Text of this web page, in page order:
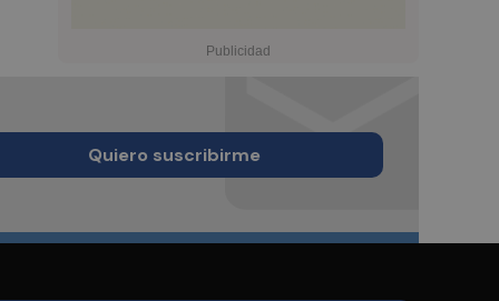
Quiero suscribirme